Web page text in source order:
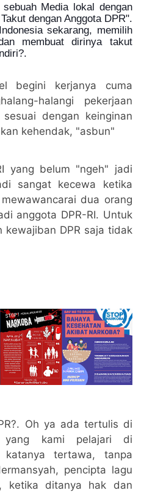
Media lokal dengan
dengan Anggota DPR".
sekarang, memilih
membuat dirinya takut
begini kerjanya cuma
halangi pekerjaan
dengan keinginan
kehendak, "asbun"
yang belum "ngeh" jadi
sangat kecewa ketika
dua orang
anggota DPR-RI. Untuk
kewajiban DPR saja tidak
Oh ya ada tertulis di
yang kami pelajari di
katanya tertawa, tanpa
pencipta lagu
ketika ditanya hak dan